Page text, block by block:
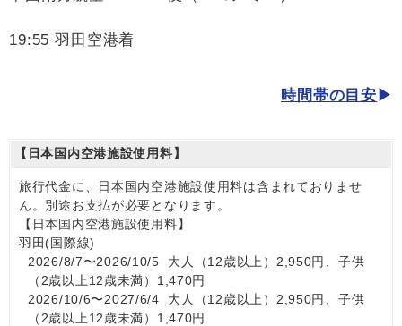
19:55 羽田空港着
時間帯の目安
【日本国内空港施設使用料】
旅行代金に、日本国内空港施設使用料は含まれておりませ
ん。別途お支払が必要となります。
【日本国内空港施設使用料】
羽田(国際線)
2026/8/7〜2026/10/5 大人（12歳以上）2,950円、子供
（2歳以上12歳未満）1,470円
2026/10/6〜2027/6/4 大人（12歳以上）2,950円、子供
（2歳以上12歳未満）1,470円